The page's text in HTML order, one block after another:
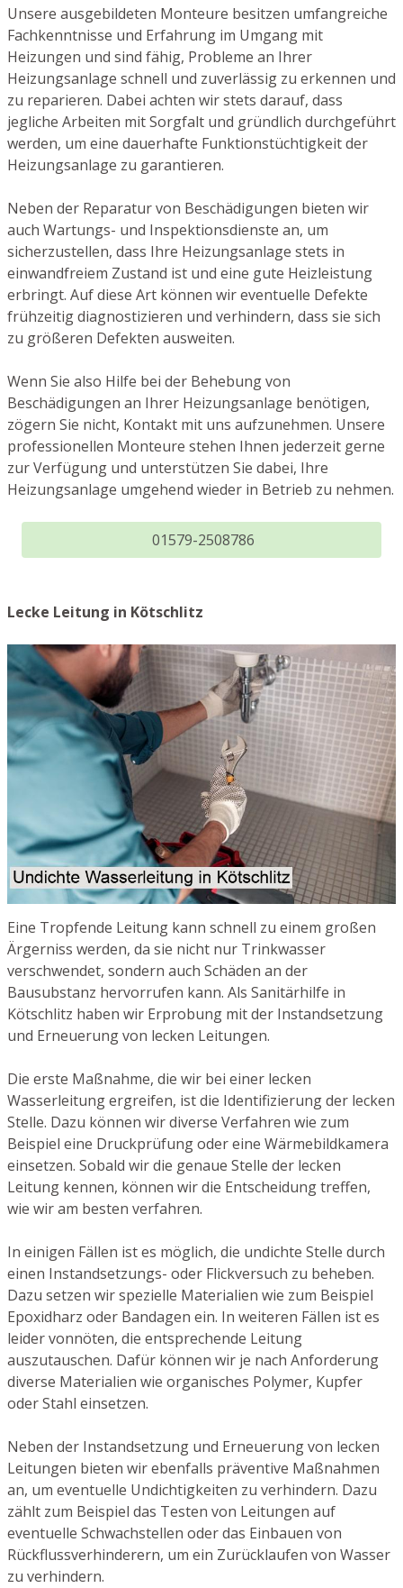
Unsere ausgebildeten Monteure besitzen umfangreiche
Fachkenntnisse und Erfahrung im Umgang mit
Heizungen und sind fähig, Probleme an Ihrer
Heizungsanlage schnell und zuverlässig zu erkennen und
zu reparieren. Dabei achten wir stets darauf, dass
jegliche Arbeiten mit Sorgfalt und gründlich durchgeführt
werden, um eine dauerhafte Funktionstüchtigkeit der
Heizungsanlage zu garantieren.
Neben der Reparatur von Beschädigungen bieten wir
auch Wartungs- und Inspektionsdienste an, um
sicherzustellen, dass Ihre Heizungsanlage stets in
einwandfreiem Zustand ist und eine gute Heizleistung
erbringt. Auf diese Art können wir eventuelle Defekte
frühzeitig diagnostizieren und verhindern, dass sie sich
zu größeren Defekten ausweiten.
Wenn Sie also Hilfe bei der Behebung von
Beschädigungen an Ihrer Heizungsanlage benötigen,
zögern Sie nicht, Kontakt mit uns aufzunehmen. Unsere
professionellen Monteure stehen Ihnen jederzeit gerne
zur Verfügung und unterstützen Sie dabei, Ihre
Heizungsanlage umgehend wieder in Betrieb zu nehmen.
01579-2508786
Lecke Leitung in Kötschlitz
Eine Tropfende Leitung kann schnell zu einem großen
Ärgerniss werden, da sie nicht nur Trinkwasser
verschwendet, sondern auch Schäden an der
Bausubstanz hervorrufen kann. Als Sanitärhilfe in
Kötschlitz haben wir Erprobung mit der Instandsetzung
und Erneuerung von lecken Leitungen.
Die erste Maßnahme, die wir bei einer lecken
Wasserleitung ergreifen, ist die Identifizierung der lecken
Stelle. Dazu können wir diverse Verfahren wie zum
Beispiel eine Druckprüfung oder eine Wärmebildkamera
einsetzen. Sobald wir die genaue Stelle der lecken
Leitung kennen, können wir die Entscheidung treffen,
wie wir am besten verfahren.
In einigen Fällen ist es möglich, die undichte Stelle durch
einen Instandsetzungs- oder Flickversuch zu beheben.
Dazu setzen wir spezielle Materialien wie zum Beispiel
Epoxidharz oder Bandagen ein. In weiteren Fällen ist es
leider vonnöten, die entsprechende Leitung
auszutauschen. Dafür können wir je nach Anforderung
diverse Materialien wie organisches Polymer, Kupfer
oder Stahl einsetzen.
Neben der Instandsetzung und Erneuerung von lecken
Leitungen bieten wir ebenfalls präventive Maßnahmen
an, um eventuelle Undichtigkeiten zu verhindern. Dazu
zählt zum Beispiel das Testen von Leitungen auf
eventuelle Schwachstellen oder das Einbauen von
Rückflussverhinderern, um ein Zurücklaufen von Wasser
zu verhindern.